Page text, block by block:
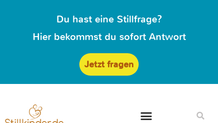
Du hast eine Stillfrage?
Hier bekommst du sofort Antwort
Jetzt fragen